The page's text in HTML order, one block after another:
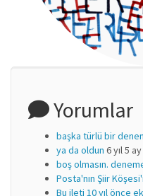
Yorumlar
başka türlü bir
ya da oldun 6 yıl 5
boş olmasın.
Posta'nın Şiir
Bu ileti 10 yıl önce